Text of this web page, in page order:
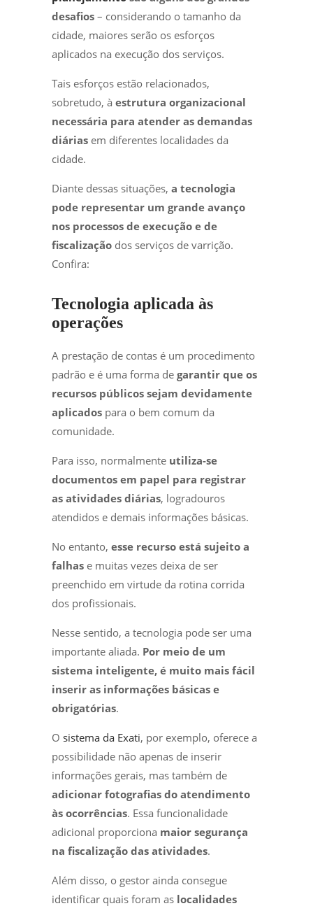
desafios – considerando o tamanho da
cidade, maiores serão os esforços
aplicados na execução dos serviços.
Tais esforços estão relacionados,
sobretudo, à estrutura organizacional
necessária para atender as demandas
diárias em diferentes localidades da
cidade.
Diante dessas situações, a tecnologia
pode representar um grande avanço
nos processos de execução e de
fiscalização dos serviços de varrição.
Confira:
Tecnologia aplicada às
operações
A prestação de contas é um procedimento
padrão e é uma forma de garantir que os
recursos públicos sejam devidamente
aplicados para o bem comum da
comunidade.
Para isso, normalmente utiliza-se
documentos em papel para registrar
as atividades diárias, logradouros
atendidos e demais informações básicas.
No entanto, esse recurso está sujeito a
falhas e muitas vezes deixa de ser
preenchido em virtude da rotina corrida
dos profissionais.
Nesse sentido, a tecnologia pode ser uma
importante aliada. Por meio de um
sistema inteligente, é muito mais fácil
inserir as informações básicas e
obrigatórias.
O sistema da Exati, por exemplo, oferece a
possibilidade não apenas de inserir
informações gerais, mas também de
adicionar fotografias do atendimento
às ocorrências. Essa funcionalidade
adicional proporciona maior segurança
na fiscalização das atividades.
Além disso, o gestor ainda consegue
identificar quais foram as localidades